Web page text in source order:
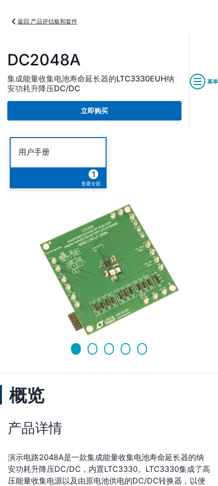
返回 产品评估板和套件
DC2048A
集成能量收集电池寿命延长器的LTC3330EUH纳
安功耗升降压DC/DC
立即购买
菜单
用户手册
1
查看全部
概览
产品详情
演示电路2048A是一款集成能量收集电池寿命延长器的纳
安功耗升降压DC/DC，内置LTC3330。LTC3330集成了高
压能量收集电源以及由原电池供电的DC/DC转换器，以便